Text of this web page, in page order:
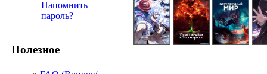
Напомнить
пароль?
Полезное